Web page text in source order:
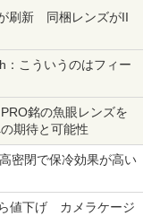
刷新 同梱レンズがII
：こういうのはフィー
銘の魚眼レンズを
の期待と可能性
密閉で保冷効果が高い
値下げ カメラケージ